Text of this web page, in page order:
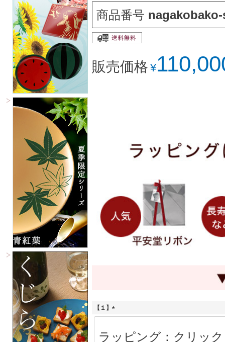
商品番号
販売価格 ¥
【１】
(
須